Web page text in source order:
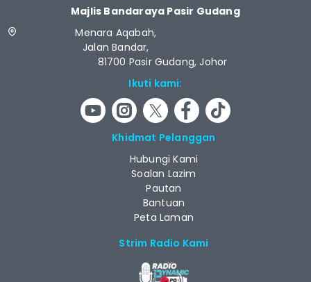
Majlis Bandaraya Pasir Gudang
Menara Aqabah,
Jalan Bandar,
81700 Pasir Gudang, Johor
Ikuti kami:
Khidmat Pelanggan
Hubungi Kami
Soalan Lazim
Pautan
Bantuan
Peta Laman
Strim Radio Kami